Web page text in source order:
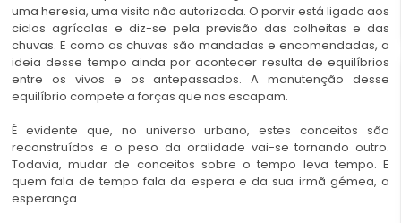
uma heresia, uma visita não autorizada. O porvir está ligado aos
ciclos agrícolas e diz-se pela previsão das colheitas e das
chuvas. E como as chuvas são mandadas e encomendadas, a
ideia desse tempo ainda por acontecer resulta de equilíbrios
entre os vivos e os antepassados. A manutenção desse
equilíbrio compete a forças que nos escapam.
É evidente que, no universo urbano, estes conceitos são
reconstruídos e o peso da oralidade vai-se tornando outro.
Todavia, mudar de conceitos sobre o tempo leva tempo. E
quem fala de tempo fala da espera e da sua irmã gémea, a
esperança.